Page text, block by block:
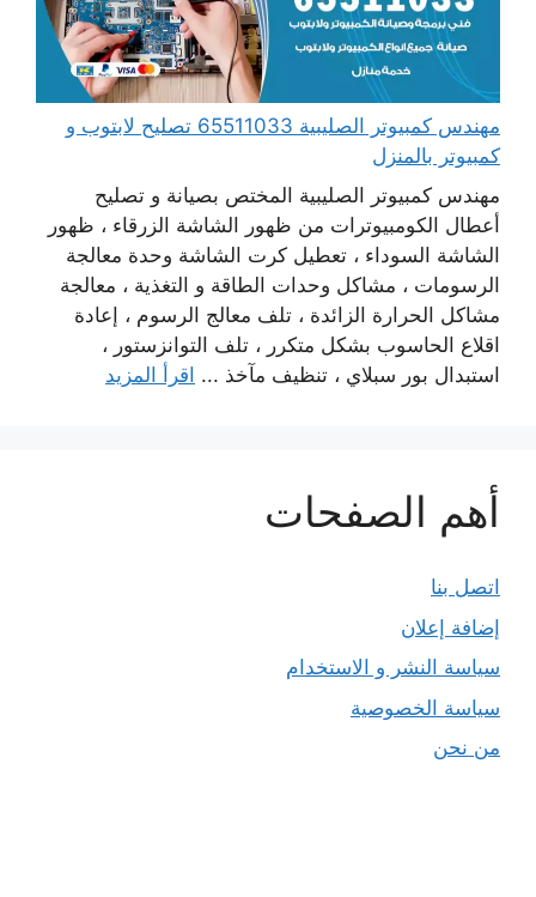
مهندس كمبيوتر الصليبية 65511033 تصليح لابتوب و
كمبيوتر بالمنزل
مهندس كمبيوتر الصليبية المختص بصيانة و تصليح
أعطال الكومبيوترات من ظهور الشاشة الزرقاء ، ظهور
الشاشة السوداء ، تعطيل كرت الشاشة وحدة معالجة
الرسومات ، مشاكل وحدات الطاقة و التغذية ، معالجة
مشاكل الحرارة الزائدة ، تلف معالج الرسوم ، إعادة
اقلاع الحاسوب بشكل متكرر ، تلف التوانزستور ،
استبدال بور سبلاي ، تنظيف مآخذ ... اقرأ المزيد
أهم الصفحات
اتصل بنا
إضافة إعلان
سياسة النشر و الاستخدام
سياسة الخصوصية
من نحن